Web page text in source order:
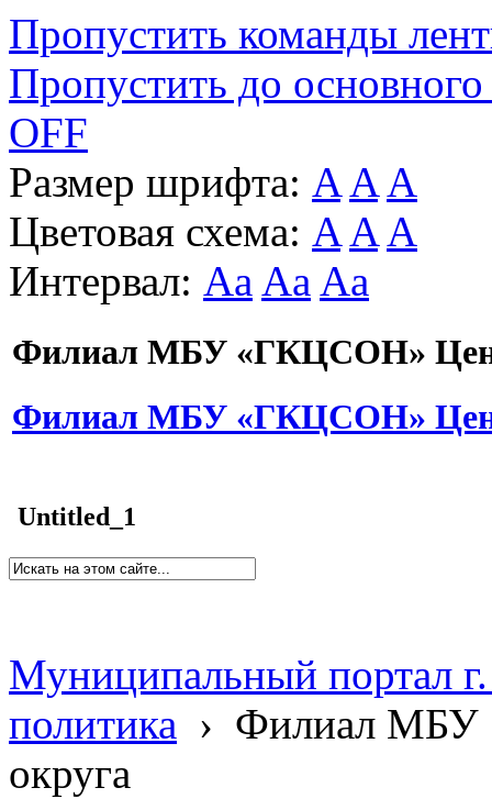
Пропустить команды
Пропустить до основного
OFF
Размер шрифта: A A A
Цветовая схема: A A A
Интервал: Aa Aa Aa
Филиал МБУ «ГКЦСОН»
Филиал МБУ «ГКЦСОН»
Untitled_1
Муниципальный портал
политика › Филиал МБУ
округа